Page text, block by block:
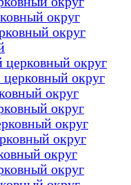
округ
округ
округ
округ
округ
округ
округ
округ
округ
округ